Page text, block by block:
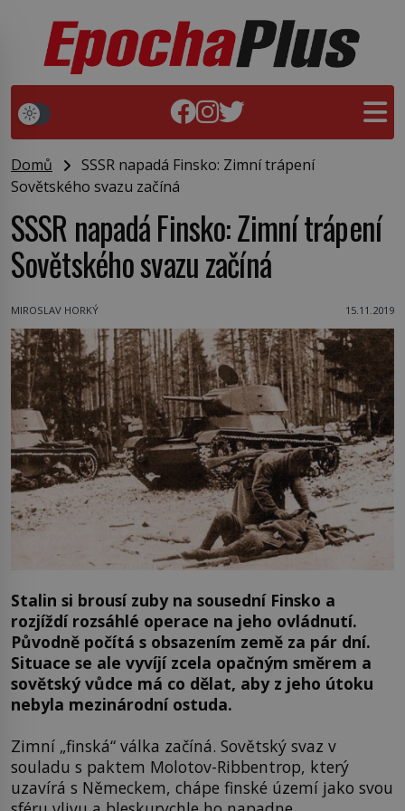
Domů
SSSR napadá Finsko: Zimní trápení
Sovětského svazu začíná
SSSR napadá Finsko: Zimní trápení
Sovětského svazu začíná
MIROSLAV HORKÝ 15.11.2019
Stalin si brousí zuby na sousední Finsko a
rozjíždí rozsáhlé operace na jeho ovládnutí.
Původně počítá s obsazením země za pár dní.
Situace se ale vyvíjí zcela opačným směrem a
sovětský vůdce má co dělat, aby z jeho útoku
nebyla mezinárodní ostuda.
Zimní „finská“ válka začíná. Sovětský svaz v
souladu s paktem Molotov-Ribbentrop, který
uzavírá s Německem, chápe finské území jako svou